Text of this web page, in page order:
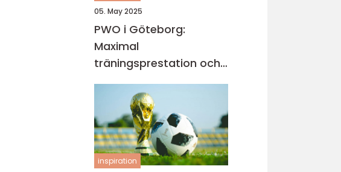
05. May 2025
PWO i Göteborg:
Maximal
träningsprestation och
fokus
inspiration